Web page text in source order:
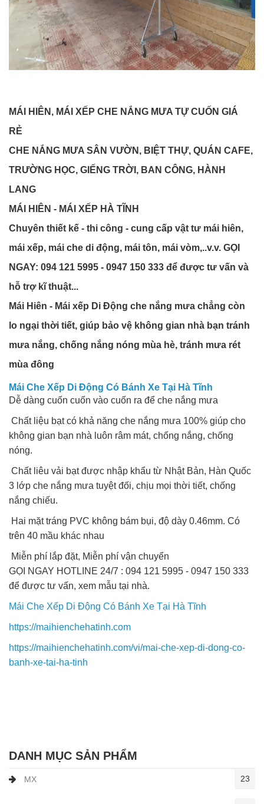
MÁI HIÊN, MÁI XẾP CHE NẮNG MƯA TỰ CUỐN GIÁ
RẺ
CHE NẮNG MƯA SÂN VƯỜN, BIỆT THỰ, QUÁN CAFE,
TRƯỜNG HỌC, GIẾNG TRỜI, BAN CÔNG, HÀNH
LANG
MÁI HIÊN - MÁI XẾP HÀ TĨNH
Chuyên thiết kế - thi công - cung cấp vật tư mái hiên,
mái xếp, mái che di động, mái tôn, mái vòm,..v.v. GỌI
NGAY: 094 121 5995 - 0947 150 333 để được tư vấn và
hỗ trợ kĩ thuật...
Mái Hiên - Mái xếp Di Động che nắng mưa chẳng còn
lo ngại thời tiết, giúp bảo vệ không gian nhà bạn tránh
mưa nắng, chống nắng nóng mùa hè, tránh mưa rét
mùa đông
Mái Che Xếp Di Động Có Bánh Xe Tại Hà Tĩnh
Dễ dàng cuốn cuốn vào cuốn ra để che nắng mưa
Chất liệu bạt có khả năng che nắng mưa 100% giúp cho
không gian bạn nhà luôn râm mát, chống nắng, chống
nóng.
Chất liêu vải bạt được nhập khẩu từ Nhật Bản, Hàn Quốc
3 lớp che nắng mưa tuyệt đối, chịu mọi thời tiết, chống
nắng chiếu.
Hai mặt tráng PVC không bám bụi, độ dày 0.46mm. Có
trên 40 mầu khác nhau
Miễn phí lắp đặt, Miễn phí vận chuyển
GỌI NGAY HOTLINE 24/7 : 094 121 5995 - 0947 150 333
để được tư vấn, xem mẫu tại nhà.
Mái Che Xếp Di Động Có Bánh Xe Tại Hà Tĩnh
https://maihienchehatinh.com
https://maihienchehatinh.com/vi/mai-che-xep-di-dong-co-
banh-xe-tai-ha-tinh
DANH MỤC SẢN PHẨM
MX 23